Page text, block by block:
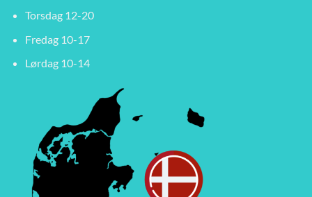
Torsdag 12-20
Fredag 10-17
Lørdag 10-14